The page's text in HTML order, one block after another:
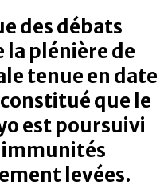
des débats
la plénière de
tenue en date
que le
est poursuivi
immunités
levées.